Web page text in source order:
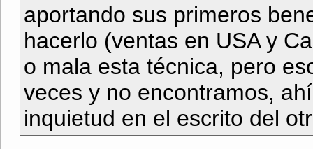
aportando sus primeros
hacerlo (ventas en USA y
o mala esta técnica, pero
veces y no encontramos,
inquietud en el escrito del